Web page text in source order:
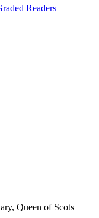
Readers
Queen of Scots